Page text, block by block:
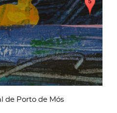
de Porto de Mós